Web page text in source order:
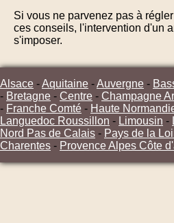
Si vous ne parvenez pas à
ces conseils, l'intervention d'un
s'imposer.
Alsace -Aquitaine -Auvergne -
- Bretagne - Centre - Champagne
- Franche Comté - Haute
Languedoc Roussillon - Limousin -
Nord Pas de Calais - Pays de la
Charentes - Provence Alpes Côte